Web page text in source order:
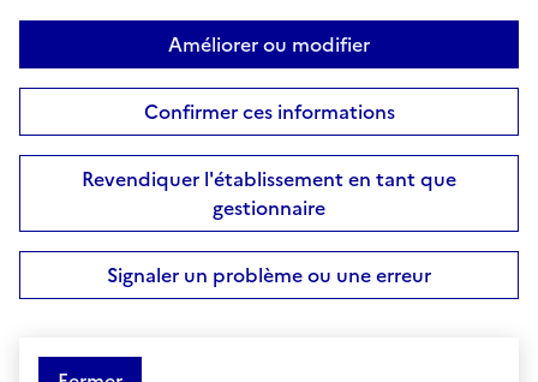
Améliorer ou modifier
Confirmer ces informations
Revendiquer l'établissement en tant que
gestionnaire
Signaler un problème ou une erreur